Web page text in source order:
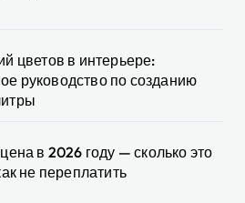
цветов в интерьере:
руководство по созданию
в 2026 году — сколько это
не переплатить